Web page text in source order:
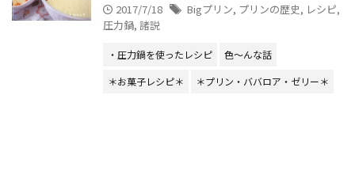
2017/7/18 Bigプリン, プリンの歴史, レシピ,
圧力鍋, 諸説
・圧力鍋を使ったレシピ
色～んな話
＊お菓子レシピ＊
＊プリン・ババロア・ゼリー＊